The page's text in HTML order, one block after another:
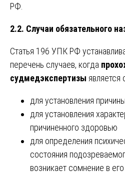
РФ.
2.2. Случаи обязательного
Статья 196 УПК РФ
перечень случаев, когда
судмедэкспертизы является
для установления
для установления
причиненного здоровью
для определения
состояния
возникает сомнение в